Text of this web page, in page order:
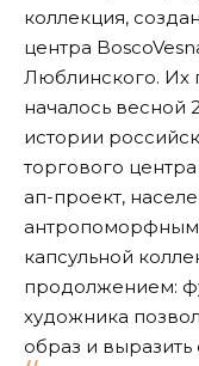
коллекция,
центра
Люблинского. Их
началось весной
истории
торгового
ап-проект,
капсульной
продолжением:
художника
образ и